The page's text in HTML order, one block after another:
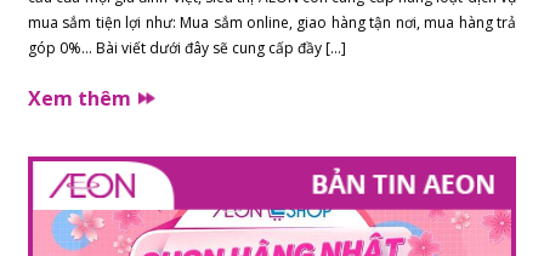
mua sắm tiện lợi như: Mua sắm online, giao hàng tận nơi, mua hàng trả
góp 0%… Bài viết dưới đây sẽ cung cấp đầy […]
Xem thêm